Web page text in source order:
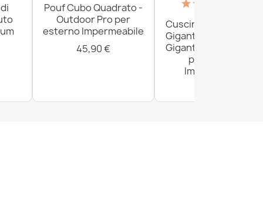
Pouf Cubo Quadrato -
Outdoor Pro per
esterno Impermeabile
45,90 €
Cuscino da
Gigante XXL per
Gigante - Outdoor
per esterno
Impermeabile